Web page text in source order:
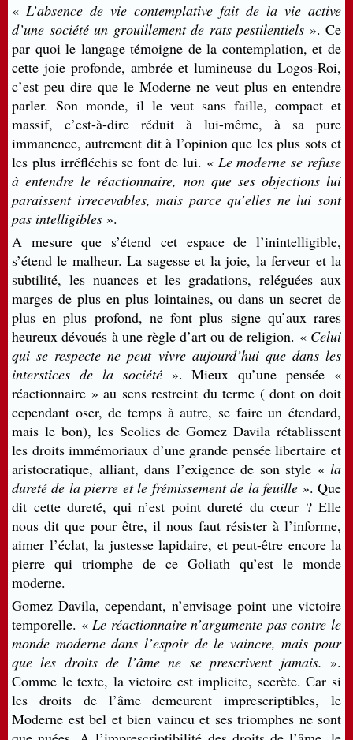
« L’absence de vie contemplative fait de la vie active
d’une société un grouillement de rats pestilentiels ». Ce
par quoi le langage témoigne de la contemplation, et de
cette joie profonde, ambrée et lumineuse du Logos-Roi,
c’est peu dire que le Moderne ne veut plus en entendre
parler. Son monde, il le veut sans faille, compact et
massif, c’est-à-dire réduit à lui-même, à sa pure
immanence, autrement dit à l’opinion que les plus sots et
les plus irréfléchis se font de lui. « Le moderne se refuse
à entendre le réactionnaire, non que ses objections lui
paraissent irrecevables, mais parce qu’elles ne lui sont
pas intelligibles ».
A mesure que s’étend cet espace de l’inintelligible,
s’étend le malheur. La sagesse et la joie, la ferveur et la
subtilité, les nuances et les gradations, reléguées aux
marges de plus en plus lointaines, ou dans un secret de
plus en plus profond, ne font plus signe qu’aux rares
heureux dévoués à une règle d’art ou de religion. « Celui
qui se respecte ne peut vivre aujourd’hui que dans les
interstices de la société ». Mieux qu’une pensée «
réactionnaire » au sens restreint du terme ( dont on doit
cependant oser, de temps à autre, se faire un étendard,
mais le bon), les Scolies de Gomez Davila rétablissent
les droits immémoriaux d’une grande pensée libertaire et
aristocratique, alliant, dans l’exigence de son style « la
dureté de la pierre et le frémissement de la feuille ». Que
dit cette dureté, qui n’est point dureté du cœur ? Elle
nous dit que pour être, il nous faut résister à l’informe,
aimer l’éclat, la justesse lapidaire, et peut-être encore la
pierre qui triomphe de ce Goliath qu’est le monde
moderne.
Gomez Davila, cependant, n’envisage point une victoire
temporelle. «Le réactionnaire n’argumente pas contre le
monde moderne dans l’espoir de le vaincre, mais pour
que les droits de l’âme ne se prescrivent jamais. ».
Comme le texte, la victoire est implicite, secrète. Car si
les droits de l’âme demeurent imprescriptibles, le
Moderne est bel et bien vaincu et ses triomphes ne sont